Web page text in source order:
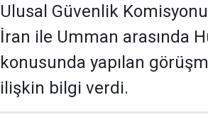
Ulusal Güvenlik
İran ile Umman arasında
konusunda yapılan
ilişkin bilgi verdi.